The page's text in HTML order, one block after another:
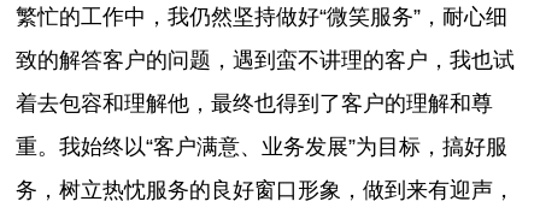
繁忙的工作中，我仍然坚持做好“微笑服务”，耐心细
致的解答客户的问题，遇到蛮不讲理的客户，我也试
着去包容和理解他，最终也得到了客户的理解和尊
重。我始终以“客户满意、业务发展”为目标，搞好服
务，树立热忱服务的良好窗口形象，做到来有迎声，